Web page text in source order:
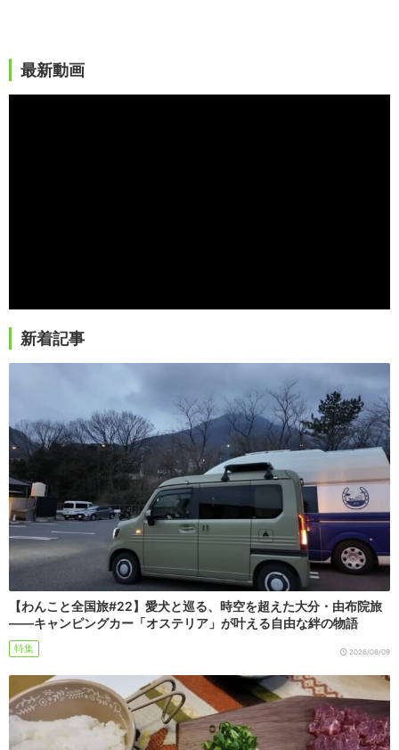
最新動画
新着記事
【わんこと全国旅#22】愛犬と巡る、時空を超えた大分・由布院旅
――キャンピングカー「オステリア」が叶える自由な絆の物語
特集 2026/08/09